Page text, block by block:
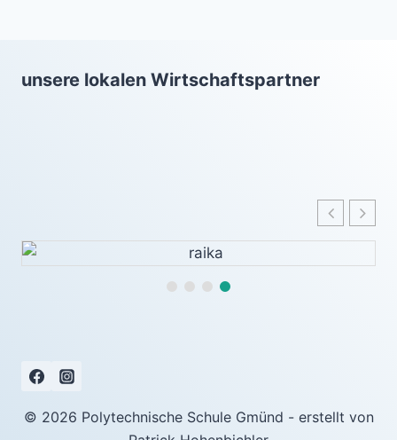
unsere lokalen Wirtschaftspartner
© 2026 Polytechnische Schule Gmünd - erstellt von